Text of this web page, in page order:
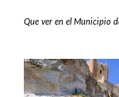
Que ver en el Municipio